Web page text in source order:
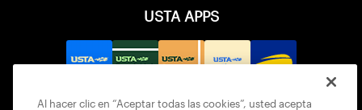
USTA APPS
Al hacer clic en “Aceptar todas las cookies”, usted acepta